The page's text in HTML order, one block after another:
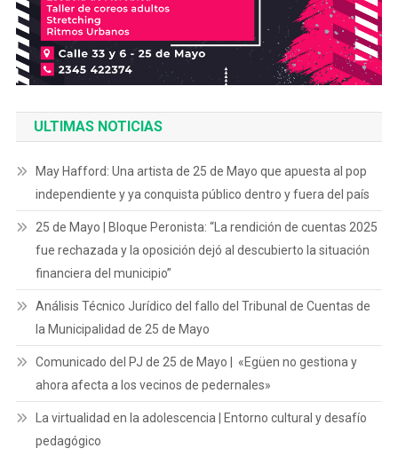
ULTIMAS NOTICIAS
May Hafford: Una artista de 25 de Mayo que apuesta al pop
independiente y ya conquista público dentro y fuera del país
25 de Mayo | Bloque Peronista: “La rendición de cuentas 2025
fue rechazada y la oposición dejó al descubierto la situación
financiera del municipio”
Análisis Técnico Jurídico del fallo del Tribunal de Cuentas de
la Municipalidad de 25 de Mayo
Comunicado del PJ de 25 de Mayo | «Egüen no gestiona y
ahora afecta a los vecinos de pedernales»
La virtualidad en la adolescencia | Entorno cultural y desafío
pedagógico